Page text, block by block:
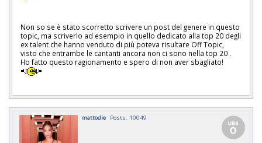
Non so se è stato scorretto scrivere un post del genere in questo
topic, ma scriverlo ad esempio in quello dedicato alla top 20 degli
ex talent che hanno venduto di più poteva risultare Off Topic,
visto che entrambe le cantanti ancora non ci sono nella top 20 .
Ho fatto questo ragionamento e spero di non aver sbagliato!
mattodie Posts: 10049